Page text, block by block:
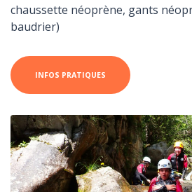
chaussette néoprène, gants
baudrier)
INFOS PRATIQUES